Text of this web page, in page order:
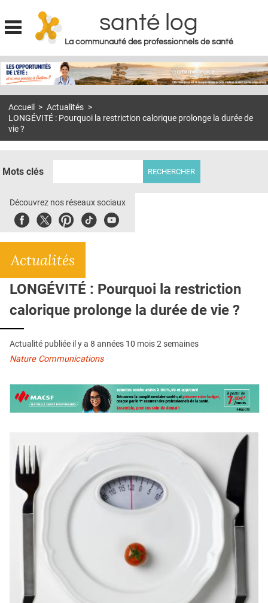
Jump to navigation
santé log
La communauté des professionnels de santé
MON COMPTE
S'ABONNER À LA REVUE SOIN À DOMICILE
E-REVUE SAD
THÉMA
CONTACT
Accueil > Actualités >
LONGÉVITÉ : Pourquoi la restriction calorique prolonge la durée de
vie ?
Mots clés
Découvrez nos réseaux sociaux
FacebookTwitterPinterest
TiktokYoubute
Actualités
LONGÉVITÉ : Pourquoi la restriction
calorique prolonge la durée de vie ?
Actualité publiée il y a 8 années 10 mois 2 semaines
Nature Communications